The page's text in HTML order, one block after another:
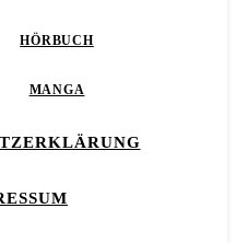
HÖRBUCH
MANGA